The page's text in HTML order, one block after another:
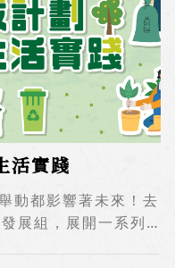
為公司留任好的人
。第二、員工有心，
覺、責任感。這兩個
性。營造一個能夠讓
，同仁對公司有真實
拼、考量公司的利益
暢、有效且持久。在
，自己給同仁的支持
，公司才能持續進
活實踐
動都影響著未來！去
展組，展開一系列